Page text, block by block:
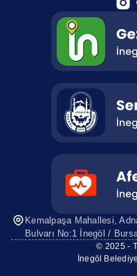
Kemalpaşa Mahallesi,
Bulvarı No:1 İnegöl /
© 2025 -
İnegöl